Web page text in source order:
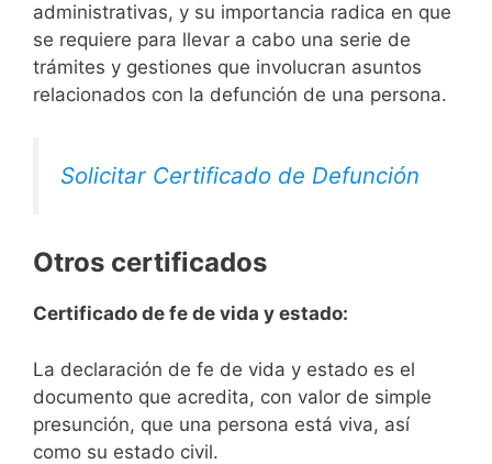
administrativas, y su importancia radica en que
se requiere para llevar a cabo una serie de
trámites y gestiones que involucran asuntos
relacionados con la defunción de una persona.
Solicitar Certificado de Defunción
Otros certificados
Certificado de fe de vida y estado:
La declaración de fe de vida y estado es el
documento que acredita, con valor de simple
presunción, que una persona está viva, así
como su estado civil.